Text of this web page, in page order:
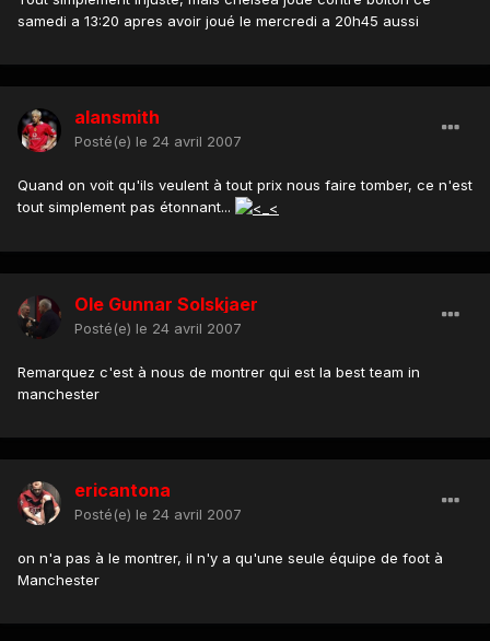
samedi a 13:20 apres avoir joué le mercredi a 20h45 aussi
alansmith
Posté(e) le 24 avril 2007
Quand on voit qu'ils veulent à tout prix nous faire tomber, ce n'est
tout simplement pas étonnant...
Ole Gunnar Solskjaer
Posté(e) le 24 avril 2007
Remarquez c'est à nous de montrer qui est la best team in
manchester
ericantona
Posté(e) le 24 avril 2007
on n'a pas à le montrer, il n'y a qu'une seule équipe de foot à
Manchester